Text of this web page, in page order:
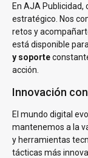
En AJA
estratégico. Nos
retos y
está disponible
y soporte
acción.
Innovación
El mundo digital
mantenemos a la
y herramientas
tácticas más